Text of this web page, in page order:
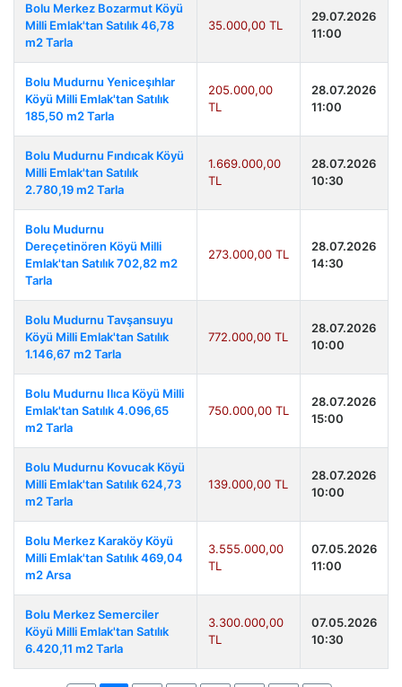
Bolu Merkez Bozarmut Köyü
Milli Emlak'tan Satılık 46,78
m2 Tarla
35.000,00 TL
29.07.2026
11:00
Bolu Mudurnu Yeniceşıhlar
Köyü Milli Emlak'tan Satılık
185,50 m2 Tarla
205.000,00
TL
28.07.2026
11:00
Bolu Mudurnu Fındıcak Köyü
Milli Emlak'tan Satılık
2.780,19 m2 Tarla
1.669.000,00
TL
28.07.2026
10:30
Bolu Mudurnu
Dereçetinören Köyü Milli
Emlak'tan Satılık 702,82 m2
Tarla
273.000,00 TL
28.07.2026
14:30
Bolu Mudurnu Tavşansuyu
Köyü Milli Emlak'tan Satılık
1.146,67 m2 Tarla
772.000,00 TL
28.07.2026
10:00
Bolu Mudurnu Ilıca Köyü Milli
Emlak'tan Satılık 4.096,65
m2 Tarla
750.000,00 TL
28.07.2026
15:00
Bolu Mudurnu Kovucak Köyü
Milli Emlak'tan Satılık 624,73
m2 Tarla
139.000,00 TL
28.07.2026
10:00
Bolu Merkez Karaköy Köyü
Milli Emlak'tan Satılık 469,04
m2 Arsa
3.555.000,00
TL
07.05.2026
11:00
Bolu Merkez Semerciler
Köyü Milli Emlak'tan Satılık
6.420,11 m2 Tarla
3.300.000,00
TL
07.05.2026
10:30